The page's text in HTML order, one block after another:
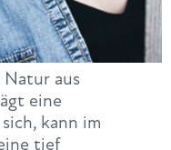
aus
eine
kann im
tief